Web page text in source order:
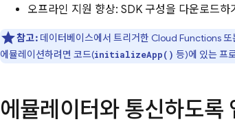
오프라인 지원 향상: SDK 구성을 다운로드
참고:데이터베이스에서 트리거한 Cloud Functions또
에뮬레이션하려면 코드(initializeApp() 등)에 있는 프
에뮬레이터와 통신하도록